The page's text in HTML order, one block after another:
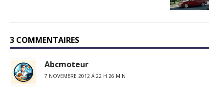
3 COMMENTAIRES
Abcmoteur
7 NOVEMBRE 2012 Á 22 H 26 MIN